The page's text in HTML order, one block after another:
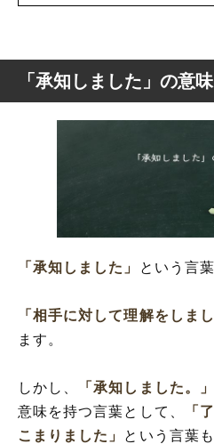
「承知しました」の意
「承知しました」を使
「承知致しました」と
違い
「承知しました」の意
「承知しました」 という言葉
「相手に対して理解をしまし
ます。
しかし、 「承知しました。」
意味を持つ言葉として、
「
こまりました」 という言葉